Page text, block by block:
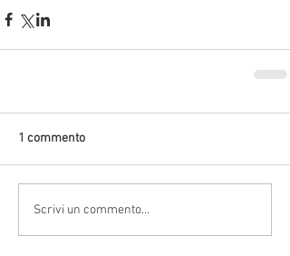
1 commento
Scrivi un commento...